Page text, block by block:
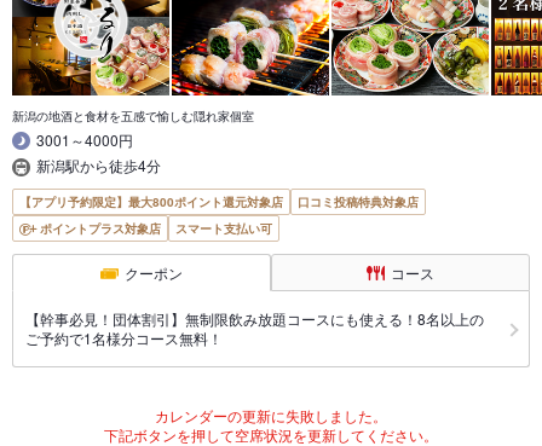
新潟の地酒と食材を五感で愉しむ隠れ家個室
3001～4000円
新潟駅から徒歩4分
【アプリ予約限定】最大800ポイント還元対象店
口コミ投稿特典対象店
ポイントプラス対象店
スマート支払い可
クーポン コース
【幹事必見！団体割引】無制限飲み放題コースにも使える！8名以上の
ご予約で1名様分コース無料！
カレンダーの更新に失敗しました。
下記ボタンを押して空席状況を更新してください。